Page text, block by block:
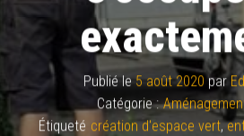
Publié le5 août 2020par
Catégorie :
Étiqueté création d'espace vert,